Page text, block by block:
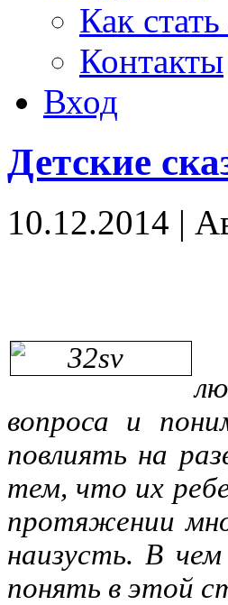
Как
Контакты
Вход
Детские
10.12.2014 |
вопроса и
повлиять на
тем, что их
протяжении
наизусть. В
понять в этой